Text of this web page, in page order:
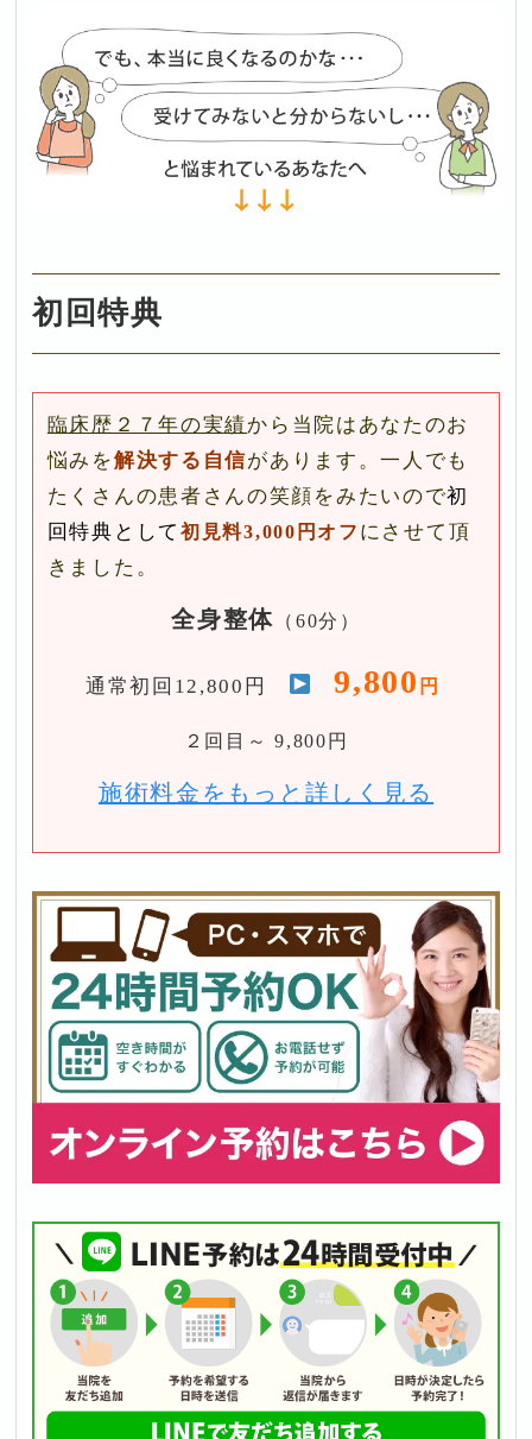
初回特典
臨床歴２７年の実績から当院はあなたのお
悩みを解決する自信があります。一人でも
たくさんの患者さんの笑顔をみたいので初
回特典として 初見料3,000円オフ にさせて頂
きました。
全身整体 （60分）
通常初回12,800円 9,800 円
２回目～ 9,800円
施術料金をもっと詳しく見る